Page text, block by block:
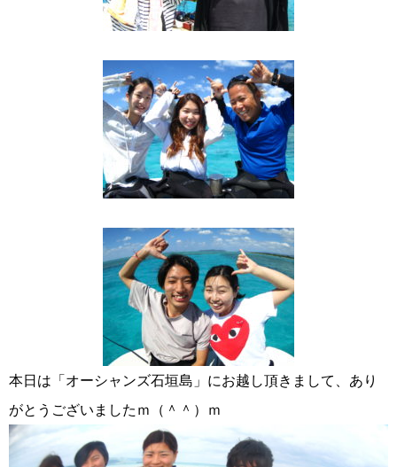
本日は「オーシャンズ石垣島」にお越し頂きまして、あり
がとうございましたｍ（＾＾）ｍ